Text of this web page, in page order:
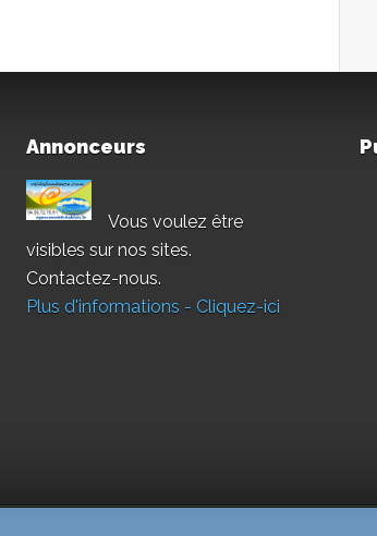
Annonceurs
Vous voulez être
visibles sur nos sites.
Contactez-nous.
Plus d'informations - Cliquez-ici